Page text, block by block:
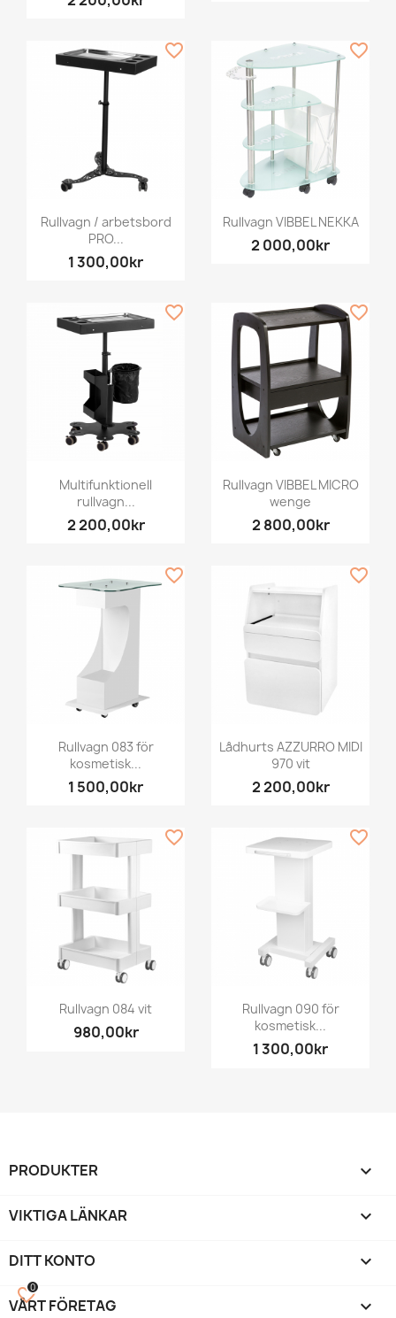
Rullvagn / arbetsbord
PRO...
1 300,00kr
favorite_border
Rullvagn VIBBEL NEKKA
2 000,00kr
favorite_border
Multifunktionell
rullvagn...
2 200,00kr
favorite_border
Rullvagn VIBBEL MICRO
wenge
2 800,00kr
favorite_border
Rullvagn 083 för
kosmetisk...
1 500,00kr
favorite_border
Lådhurts AZZURRO MIDI
970 vit
2 200,00kr
favorite_border
Rullvagn 084 vit
980,00kr
favorite_border
Rullvagn 090 för
kosmetisk...
1 300,00kr
favorite_border
PRODUKTER 
VIKTIGA LÄNKAR 
DITT KONTO 
VÅRT FÖRETAG keyboard_arrow_down
favorite_border
0